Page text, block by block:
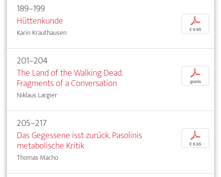
189–199
Hüttenkunde
Karin Krauthausen
p
€ 9,95
201–204
The Land of the Walking Dead.
Fragments of a Conversation
Niklaus Largier
p
gratis
205–217
Das Gegessene isst zurück. Pasolinis
metabolische Kritik
Thomas Macho
p
€ 9,95